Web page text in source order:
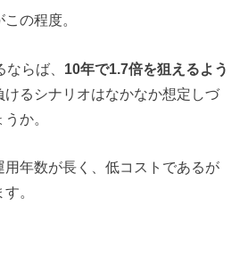
の程度。
らば、 10年で1.7倍を狙えるよう
けるシナリオはなかなか想定しづ
か。
用年数が長く、低コストであるが
。